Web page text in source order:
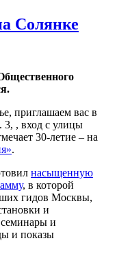
Солянке
приглашаем вас в
3, , вход с улицы
30-летие – на
.
насыщенную
, в которой
гидов Москвы,
и
и
и показы